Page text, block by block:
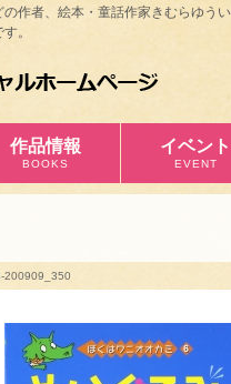
作者、絵本・童話作家きむらゆう
。
作品情報
BOOKS
イベント
EVENT
200909_350